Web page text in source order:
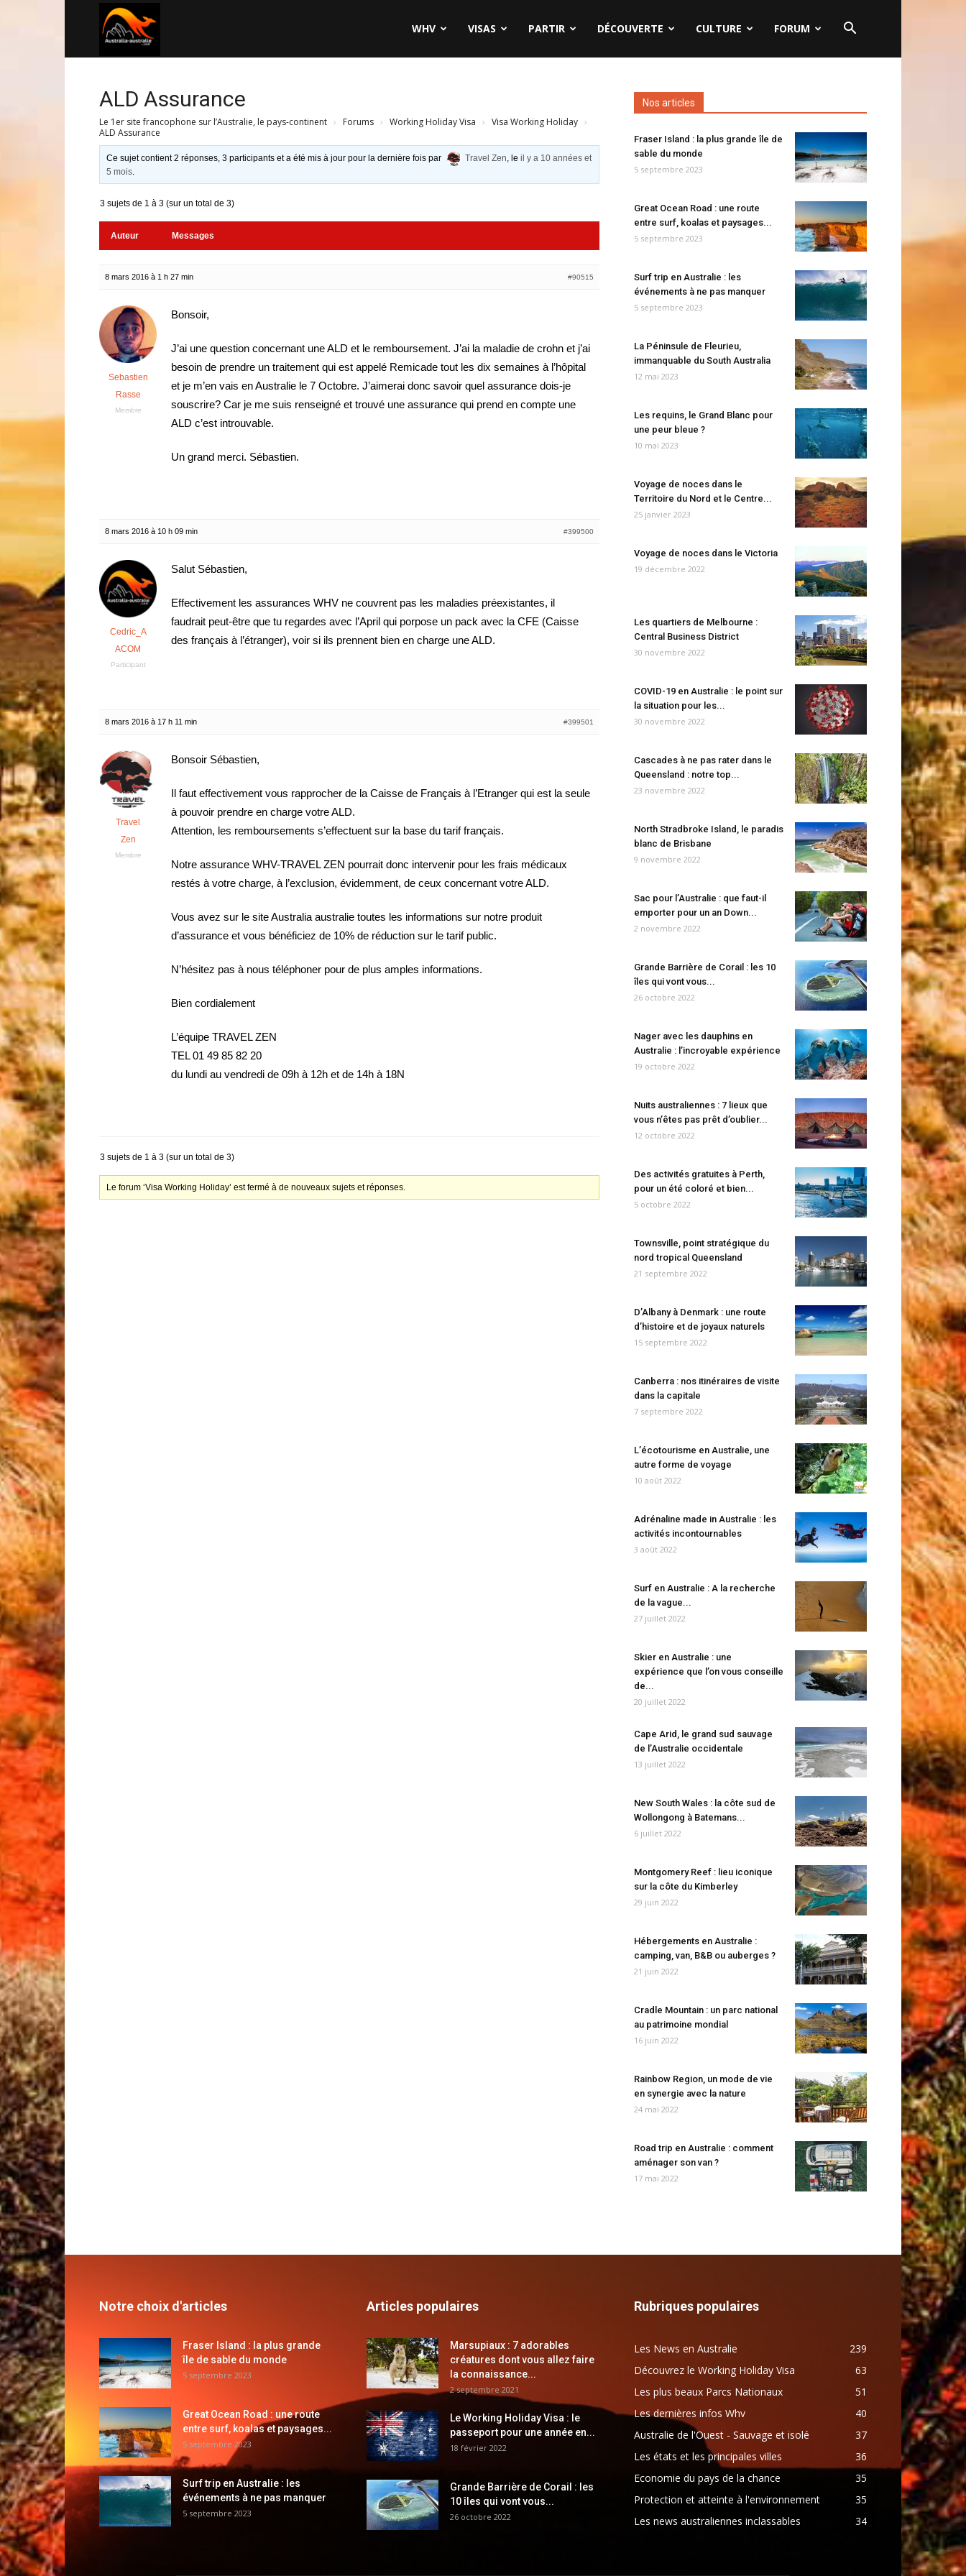
WHV VISAS PARTIR DÉCOUVERTE CULTURE FORUM
ALD Assurance
Le 1er site francophone sur l’Australie, le pays-continent › Forums › Working Holiday Visa › Visa Working Holiday ›
ALD Assurance
Ce sujet contient 2 réponses, 3 participants et a été mis à jour pour la dernière fois par Travel Zen, leil y a 10 années et
5 mois.
3 sujets de 1 à 3 (sur un total de 3)
Auteur Messages
8 mars 2016 à 1 h 27 min #90515
Sebastien
Rasse
Membre
Bonsoir,
J’ai une question concernant une ALD et le remboursement. J’ai la maladie de crohn et j’ai
besoin de prendre un traitement qui est appelé Remicade tout les dix semaines à l’hôpital
et je m’en vais en Australie le 7 Octobre. J’aimerai donc savoir quel assurance dois-je
souscrire? Car je me suis renseigné et trouvé une assurance qui prend en compte une
ALD c’est introuvable.
Un grand merci. Sébastien.
8 mars 2016 à 10 h 09 min #399500
Cedric_A
ACOM
Participant
Salut Sébastien,
Effectivement les assurances WHV ne couvrent pas les maladies préexistantes, il
faudrait peut-être que tu regardes avec l’April qui porpose un pack avec la CFE (Caisse
des français à l’étranger), voir si ils prennent bien en charge une ALD.
8 mars 2016 à 17 h 11 min #399501
Travel
Zen
Membre
Bonsoir Sébastien,
Il faut effectivement vous rapprocher de la Caisse de Français à l’Etranger qui est la seule
à pouvoir prendre en charge votre ALD.
Attention, les remboursements s’effectuent sur la base du tarif français.
Notre assurance WHV-TRAVEL ZEN pourrait donc intervenir pour les frais médicaux
restés à votre charge, à l’exclusion, évidemment, de ceux concernant votre ALD.
Vous avez sur le site Australia australie toutes les informations sur notre produit
d’assurance et vous bénéficiez de 10% de réduction sur le tarif public.
N’hésitez pas à nous téléphoner pour de plus amples informations.
Bien cordialement
L’équipe TRAVEL ZEN
TEL 01 49 85 82 20
du lundi au vendredi de 09h à 12h et de 14h à 18N
3 sujets de 1 à 3 (sur un total de 3)
Le forum ‘Visa Working Holiday’ est fermé à de nouveaux sujets et réponses.
Nos articles
Fraser Island : la plus grande île de
sable du monde
5 septembre 2023
Great Ocean Road : une route
entre surf, koalas et paysages...
5 septembre 2023
Surf trip en Australie : les
événements à ne pas manquer
5 septembre 2023
La Péninsule de Fleurieu,
immanquable du South Australia
12 mai 2023
Les requins, le Grand Blanc pour
une peur bleue ?
10 mai 2023
Voyage de noces dans le
Territoire du Nord et le Centre...
25 janvier 2023
Voyage de noces dans le Victoria
19 décembre 2022
Les quartiers de Melbourne :
Central Business District
30 novembre 2022
COVID-19 en Australie : le point sur
la situation pour les...
30 novembre 2022
Cascades à ne pas rater dans le
Queensland : notre top...
23 novembre 2022
North Stradbroke Island, le paradis
blanc de Brisbane
9 novembre 2022
Sac pour l’Australie : que faut-il
emporter pour un an Down...
2 novembre 2022
Grande Barrière de Corail : les 10
îles qui vont vous...
26 octobre 2022
Nager avec les dauphins en
Australie : l’incroyable expérience
19 octobre 2022
Nuits australiennes : 7 lieux que
vous n’êtes pas prêt d’oublier...
12 octobre 2022
Des activités gratuites à Perth,
pour un été coloré et bien...
5 octobre 2022
Townsville, point stratégique du
nord tropical Queensland
21 septembre 2022
D’Albany à Denmark : une route
d’histoire et de joyaux naturels
15 septembre 2022
Canberra : nos itinéraires de visite
dans la capitale
7 septembre 2022
L’écotourisme en Australie, une
autre forme de voyage
10 août 2022
Adrénaline made in Australie : les
activités incontournables
3 août 2022
Surf en Australie : A la recherche
de la vague...
27 juillet 2022
Skier en Australie : une
expérience que l’on vous conseille
de...
20 juillet 2022
Cape Arid, le grand sud sauvage
de l’Australie occidentale
13 juillet 2022
New South Wales : la côte sud de
Wollongong à Batemans...
6 juillet 2022
Montgomery Reef : lieu iconique
sur la côte du Kimberley
29 juin 2022
Hébergements en Australie :
camping, van, B&B ou auberges ?
21 juin 2022
Cradle Mountain : un parc national
au patrimoine mondial
16 juin 2022
Rainbow Region, un mode de vie
en synergie avec la nature
24 mai 2022
Road trip en Australie : comment
aménager son van ?
17 mai 2022
Notre choix d'articles
Fraser Island : la plus grande
île de sable du monde
5 septembre 2023
Great Ocean Road : une route
entre surf, koalas et paysages...
5 septembre 2023
Surf trip en Australie : les
événements à ne pas manquer
5 septembre 2023
Articles populaires
Marsupiaux : 7 adorables
créatures dont vous allez faire
la connaissance...
2 septembre 2021
Le Working Holiday Visa : le
passeport pour une année en...
18 février 2022
Grande Barrière de Corail : les
10 îles qui vont vous...
26 octobre 2022
Rubriques populaires
Les News en Australie
239
Découvrez le Working Holiday Visa
63
Les plus beaux Parcs Nationaux
51
Les dernières infos Whv
40
Australie de l'Ouest - Sauvage et isolé
37
Les états et les principales villes
36
Economie du pays de la chance
35
Protection et atteinte à l'environnement
35
Les news australiennes inclassables
34